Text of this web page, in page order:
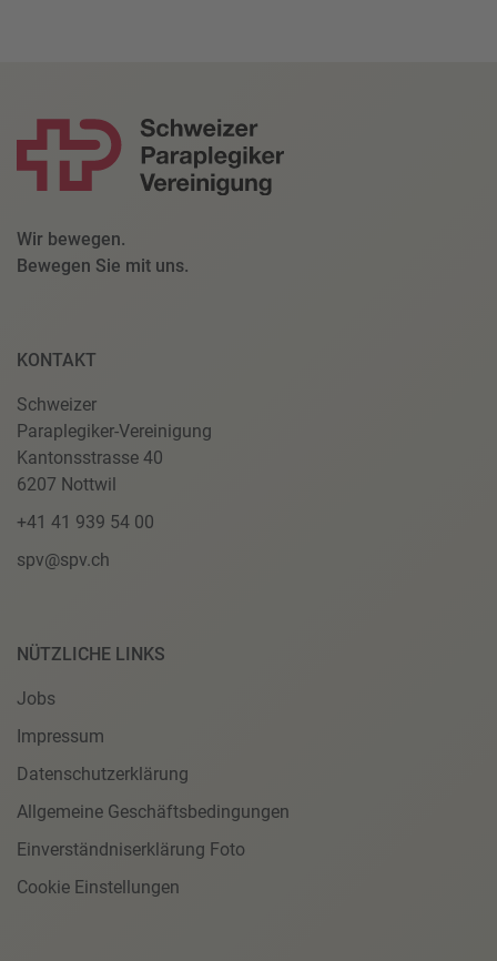
Wir bewegen.
Bewegen Sie mit uns.
KONTAKT
Schweizer
Paraplegiker-Vereinigung
Kantonsstrasse 40
6207 Nottwil
+41 41 939 54 00
spv@spv.ch
NÜTZLICHE LINKS
Jobs
Impressum
Datenschutzerklärung
Allgemeine Geschäftsbedingungen
Einverständniserklärung Foto
Cookie Einstellungen